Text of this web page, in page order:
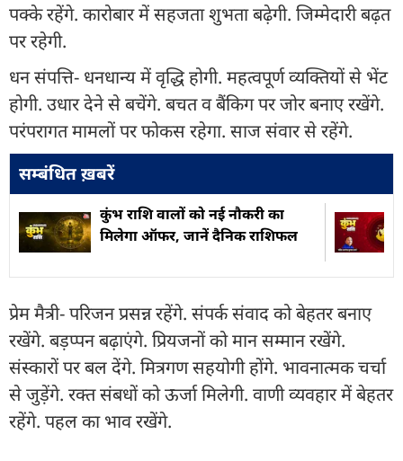
पक्के रहेंगे. कारोबार में सहजता शुभता बढ़ेगी. जिम्मेदारी बढ़त
पर रहेगी.
धन संपत्ति- धनधान्य में वृद्धि होगी. महत्वपूर्ण व्यक्तियों से भेंट
होगी. उधार देने से बचेंगे. बचत व बैंकिग पर जोर बनाए रखेंगे.
परंपरागत मामलों पर फोकस रहेगा. साज संवार से रहेंगे.
सम्बंधित ख़बरें
कुंभ राशि वालों को नई नौकरी का
मिलेगा ऑफर, जानें दैनिक राशिफल
प्रेम मैत्री- परिजन प्रसन्न रहेंगे. संपर्क संवाद को बेहतर बनाए
रखेंगे. बड़प्पन बढ़ाएंगे. प्रियजनों को मान सम्मान रखेंगे.
संस्कारों पर बल देंगे. मित्रगण सहयोगी होंगे. भावनात्मक चर्चा
से जुड़ेंगे. रक्त संबधों को ऊर्जा मिलेगी. वाणी व्यवहार में बेहतर
रहेंगे. पहल का भाव रखेंगे.